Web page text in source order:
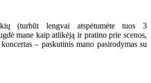
(turbūt lengvai atspėtumėte tuos 3
mane kaip atlikėją ir pratino prie scenos,
– paskutinis mano pasirodymas su